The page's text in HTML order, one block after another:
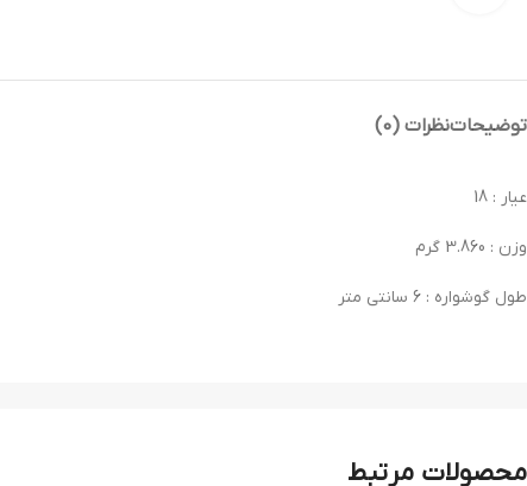
توضیحاتنظرات (0)
عیار : 18
وزن : 3.860 گرم
طول گوشواره : 6 سانتی متر
محصولات مرتبط